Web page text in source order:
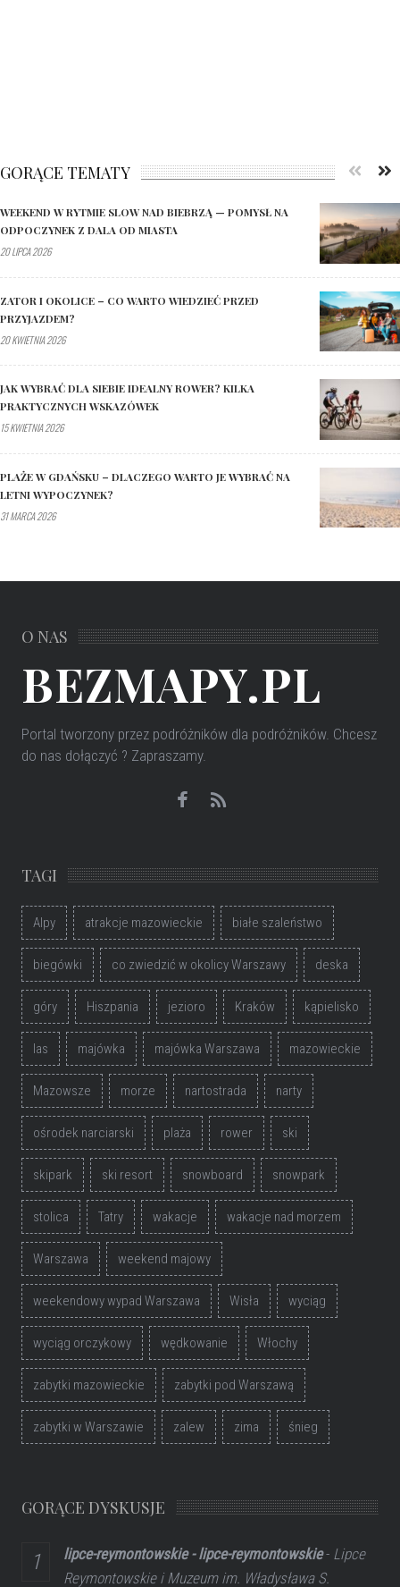
GORĄCE TEMATY
WEEKEND W RYTMIE SLOW NAD BIEBRZĄ — POMYSŁ NA
ODPOCZYNEK Z DALA OD MIASTA
20 LIPCA 2026
ZATOR I OKOLICE – CO WARTO WIEDZIEĆ PRZED
PRZYJAZDEM?
20 KWIETNIA 2026
JAK WYBRAĆ DLA SIEBIE IDEALNY ROWER? KILKA
PRAKTYCZNYCH WSKAZÓWEK
15 KWIETNIA 2026
PLAŻE W GDAŃSKU – DLACZEGO WARTO JE WYBRAĆ NA
LETNI WYPOCZYNEK?
31 MARCA 2026
O NAS
BEZMAPY.PL
Portal tworzony przez podróżników dla podróżników. Chcesz
do nas dołączyć ? Zapraszamy.
TAGI
Alpy atrakcje mazowieckie białe szaleństwo
biegówki co zwiedzić w okolicy Warszawy deska
góry Hiszpania jezioro Kraków kąpielisko
las majówka majówka Warszawa mazowieckie
Mazowsze morze nartostrada narty
ośrodek narciarski plaża rower ski
skipark ski resort snowboard snowpark
stolica Tatry wakacje wakacje nad morzem
Warszawa weekend majowy
weekendowy wypad Warszawa Wisła wyciąg
wyciąg orczykowy wędkowanie Włochy
zabytki mazowieckie zabytki pod Warszawą
zabytki w Warszawie zalew zima śnieg
GORĄCE DYSKUSJE
lipce-reymontowskie - lipce-reymontowskie- Lipce
Reymontowskie i Muzeum im. Władysława S.